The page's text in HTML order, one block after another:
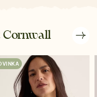
Cornwall